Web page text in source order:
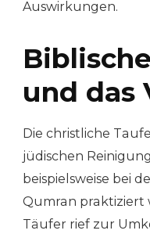
Auswirkungen.
und das
Die christliche
jüdischen
beispielsweise bei
Qumran praktiziert
Täufer rief zur